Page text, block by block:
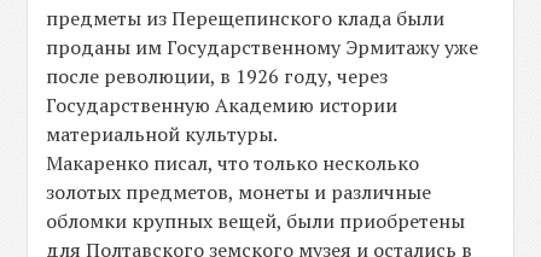
предметы из Перещепинского клада были
проданы им Государственному Эрмитажу уже
после революции, в 1926 году, через
Государственную Академию истории
материальной культуры.
Макаренко писал, что только несколько
золотых предметов, монеты и различные
обломки крупных вещей, были приобретены
для Полтавского земского музея и остались в